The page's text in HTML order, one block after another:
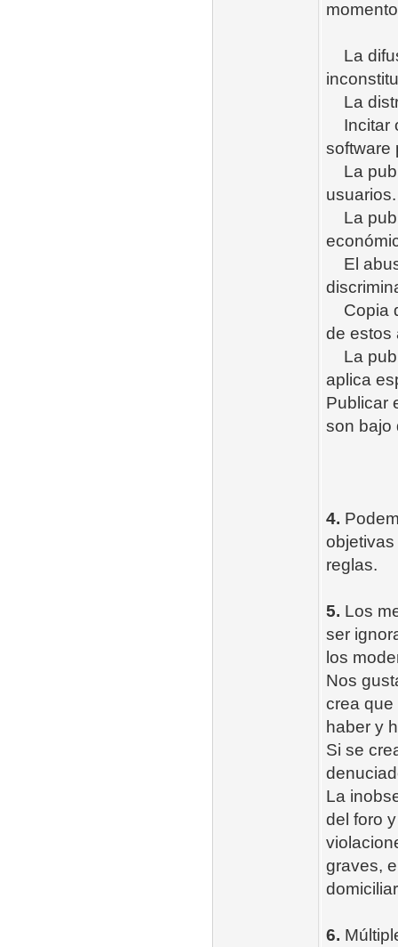
La
La
Incitar
software
La
usuarios.
La
El
Copia
de estos
La
aplica
Publicar
son bajo
4.
reglas.
5. Los
ser
los
Nos
crea que
haber y
Si se
La
del foro
graves,
6.